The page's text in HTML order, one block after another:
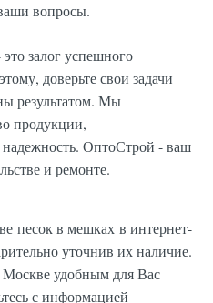
вопросы.
залог успешного
доверьте свои задачи
результатом. Мы
продукции,
ОптоСтрой - ваш
и ремонте.
песок в мешках в интернет-
уточнив их наличие.
удобным для Вас
с информацией